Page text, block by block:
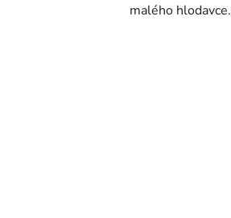
malého hlodavce.